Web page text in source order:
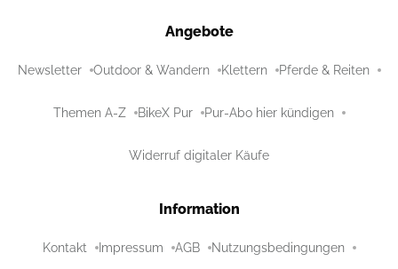
Angebote
Newsletter Outdoor & Wandern Klettern Pferde & Reiten
Themen A-Z BikeX Pur Pur-Abo hier kündigen
Widerruf digitaler Käufe
Information
Kontakt Impressum AGB Nutzungsbedingungen